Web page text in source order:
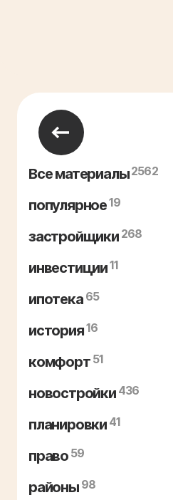
Все материалы2562
популярное19
застройщики 268
инвестиции11
ипотека 65
история16
комфорт 51
новостройки 436
планировки 41
право 59
районы 98